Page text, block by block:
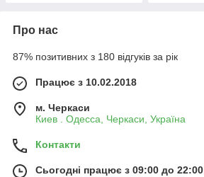
Про нас
87% позитивних з 180 відгуків за рік
Працює з 10.02.2018
м. Черкаси
Киев . Одесса, Черкаси, Україна
Контакти
Сьогодні працює з 09:00 до 22:00